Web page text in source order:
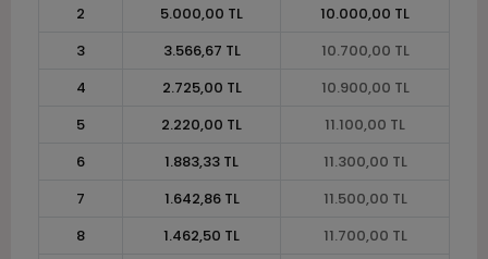
2
5.000,00 TL
10.000,00 TL
3
3.566,67 TL
10.700,00 TL
4
2.725,00 TL
10.900,00 TL
5
2.220,00 TL
11.100,00 TL
6
1.883,33 TL
11.300,00 TL
7
1.642,86 TL
11.500,00 TL
8
1.462,50 TL
11.700,00 TL